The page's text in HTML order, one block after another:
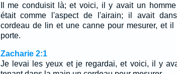
Il me conduisit là; et voici, il y avait un
était comme l'aspect de l'airain; il avait
cordeau de lin et une canne pour mesurer, et
porte.
Zacharie 2:1
Je levai les yeux et je regardai, et voici, il y